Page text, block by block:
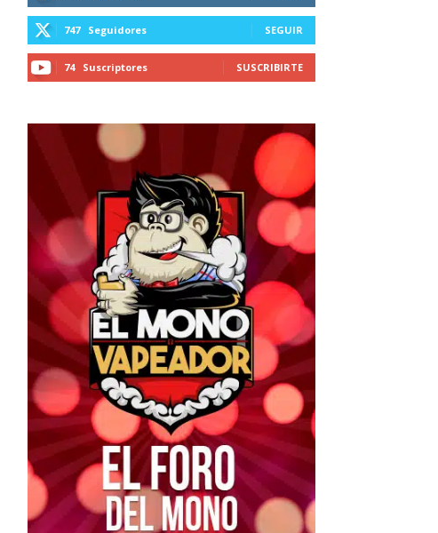
747 Seguidores SEGUIR
74 Suscriptores SUSCRIBIRTE